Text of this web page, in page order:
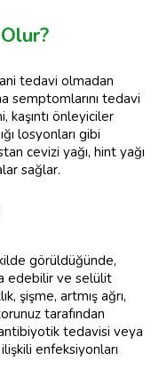
tedavi olmadan
semptomlarını tedavi
kaşıntı önleyiciler
losyonları gibi
cevizi yağı, hint yağı
sağlar.
görüldüğünde,
edebilir ve selülit
şişme, artmış ağrı,
tarafından
tedavisi veya
enfeksiyonları